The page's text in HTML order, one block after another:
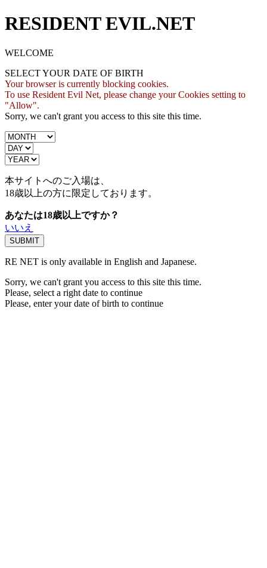
RESIDENT EVIL.NET
WELCOME
SELECT YOUR DATE OF BIRTH
Your browser is currently blocking cookies.
To use Resident Evil Net, please change your Cookies setting to
"Allow".
Sorry, we can't grant you access to this site this time.
本サイトへのご入場は、
18歳以上の方に限定しております。
あなたは18歳以上ですか？
いいえ
RE NET is only available in English and Japanese.
Sorry, we can't grant you access to this site this time.
Please, select a right date to continue
Please, enter your date of birth to continue